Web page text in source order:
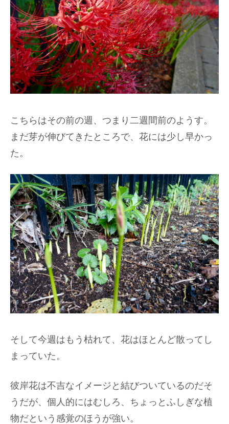
こちらはその前の週、つまり二週間前のようす。
まだ芽が伸びてきたところで、花には少し早かっ
た。
そして今週はもう枯れて、花はほとんど散ってし
まっていた。
彼岸花は不吉なイメージと結びついているのだそ
うだが、個人的にはむしろ、ちょっとふしぎな植
物だという感覚のほうが強い。